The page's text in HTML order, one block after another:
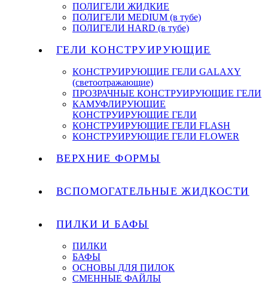
ПОЛИГЕЛИ ЖИДКИЕ
ПОЛИГЕЛИ MEDIUM (в тубе)
ПОЛИГЕЛИ HARD (в тубе)
ГЕЛИ КОНСТРУИРУЮЩИЕ
КОНСТРУИРУЮЩИЕ ГЕЛИ GALAXY
(светоотражающие)
ПРОЗРАЧНЫЕ КОНСТРУИРУЮЩИЕ ГЕЛИ
КАМУФЛИРУЮЩИЕ
КОНСТРУИРУЮЩИЕ ГЕЛИ
КОНСТРУИРУЮЩИЕ ГЕЛИ FLASH
КОНСТРУИРУЮЩИЕ ГЕЛИ FLOWER
ВЕРХНИЕ ФОРМЫ
ВСПОМОГАТЕЛЬНЫЕ ЖИДКОСТИ
ПИЛКИ И БАФЫ
ПИЛКИ
БАФЫ
ОСНОВЫ ДЛЯ ПИЛОК
СМЕННЫЕ ФАЙЛЫ